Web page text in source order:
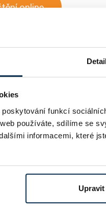
funkcí
používáte, sdílíme se
informacemi, které
Upravit
online
vlnami online marketingu